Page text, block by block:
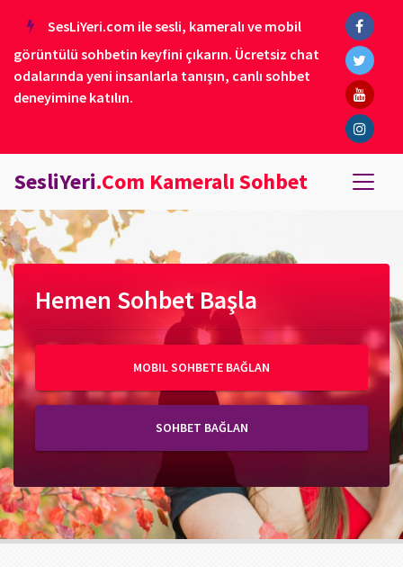
SesLiYeri.com ile sesli, kameralı ve mobil
görüntülü sohbetin keyfini çıkarın. Ücretsiz chat
odalarında yeni insanlarla tanışın, canlı sohbet
deneyimine katılın.
SesliYeri.Com Kameralı Sohbet
Hemen Sohbet Başla
MOBIL SOHBETE BAĞLAN
SOHBET BAĞLAN